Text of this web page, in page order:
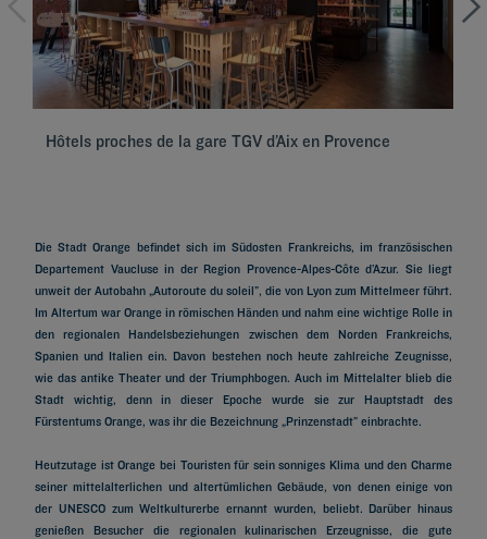
Hôtels proches de la gare TGV d’Aix en Provence
Die Stadt Orange befindet sich im Südosten Frankreichs, im französischen
Departement Vaucluse in der Region Provence-Alpes-Côte d’Azur. Sie liegt
unweit der Autobahn „Autoroute du soleil”, die von Lyon zum Mittelmeer führt.
Im Altertum war Orange in römischen Händen und nahm eine wichtige Rolle in
den regionalen Handelsbeziehungen zwischen dem Norden Frankreichs,
Spanien und Italien ein. Davon bestehen noch heute zahlreiche Zeugnisse,
wie das antike Theater und der Triumphbogen. Auch im Mittelalter blieb die
Stadt wichtig, denn in dieser Epoche wurde sie zur Hauptstadt des
Fürstentums Orange, was ihr die Bezeichnung „Prinzenstadt” einbrachte.
Heutzutage ist Orange bei Touristen für sein sonniges Klima und den Charme
seiner mittelalterlichen und altertümlichen Gebäude, von denen einige von
der UNESCO zum Weltkulturerbe ernannt wurden, beliebt. Darüber hinaus
genießen Besucher die regionalen kulinarischen Erzeugnisse, die gute